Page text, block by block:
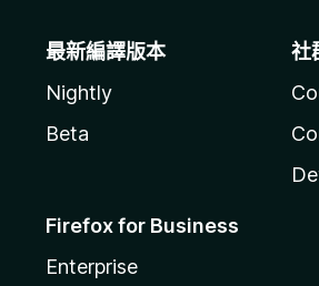
最新編譯版本
Nightly
Beta
Firefox for Business
Enterprise
社